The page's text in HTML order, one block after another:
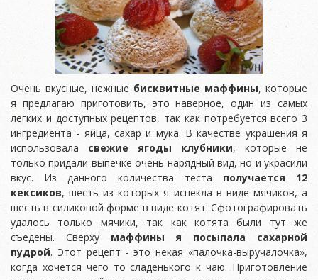
Очень вкусные, нежные бисквитные маффины, которые
я предлагаю приготовить, это наверное, один из самых
легких и доступных рецептов, так как потребуется всего 3
ингредиента - яйца, сахар и мука. В качестве украшения я
использовала свежие ягоды клубники, которые не
только придали выпечке очень нарядный вид, но и украсили
вкус. Из данного количества теста получается 12
кексиков, шесть из которых я испекла в виде мячиков, а
шесть в силиконой форме в виде котят. Сфотографировать
удалось только мячики, так как котята были тут же
съедены. Сверху маффины я посыпала сахарной
пудрой. Этот рецепт - это некая «палочка-выручалочка»,
когда хочется чего то сладенького к чаю. Приготовление